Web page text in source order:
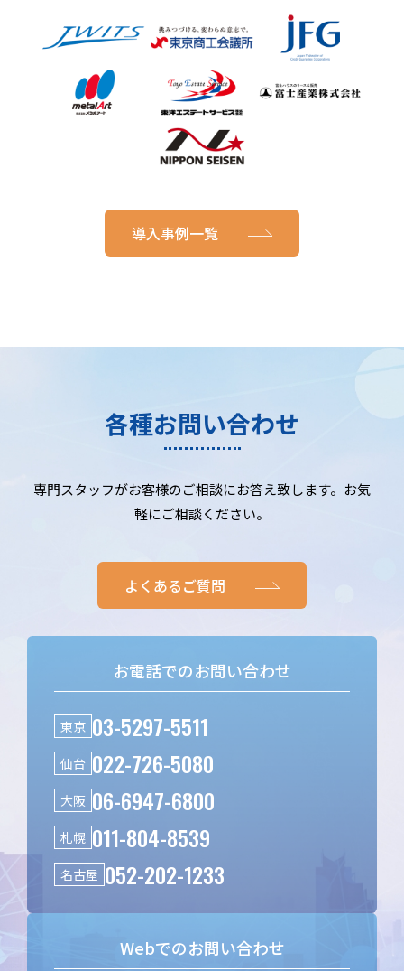
導入事例一覧
各種お問い合わせ
専門スタッフがお客様のご相談にお答え致します。お気
軽にご相談ください。
よくあるご質問
お電話でのお問い合わせ
東京 03-5297-5511
仙台 022-726-5080
大阪 06-6947-6800
札幌 011-804-8539
名古屋 052-202-1233
Webでのお問い合わせ